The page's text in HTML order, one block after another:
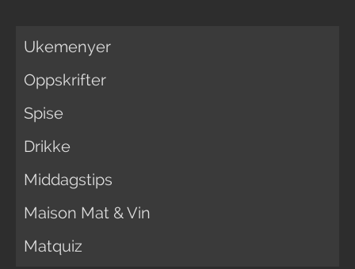
Ukemenyer
Oppskrifter
Spise
Drikke
Middagstips
Maison Mat & Vin
Matquiz